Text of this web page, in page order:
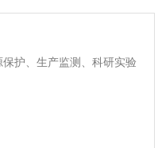
护、生产监测、科研实验